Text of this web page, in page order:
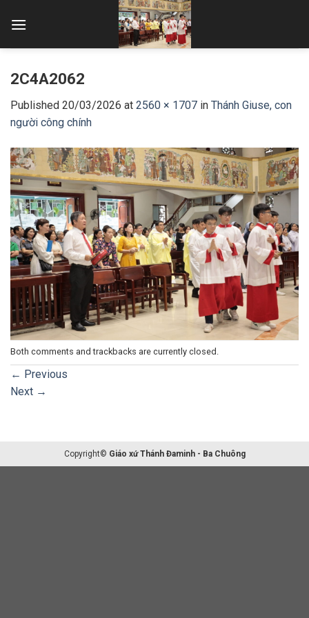
2C4A2062
Published 20/03/2026 at 2560 × 1707 in Thánh Giuse, con
người công chính
Both comments and trackbacks are currently closed.
← Previous
Next →
Copyright© Giáo xứ Thánh Đaminh - Ba Chuông